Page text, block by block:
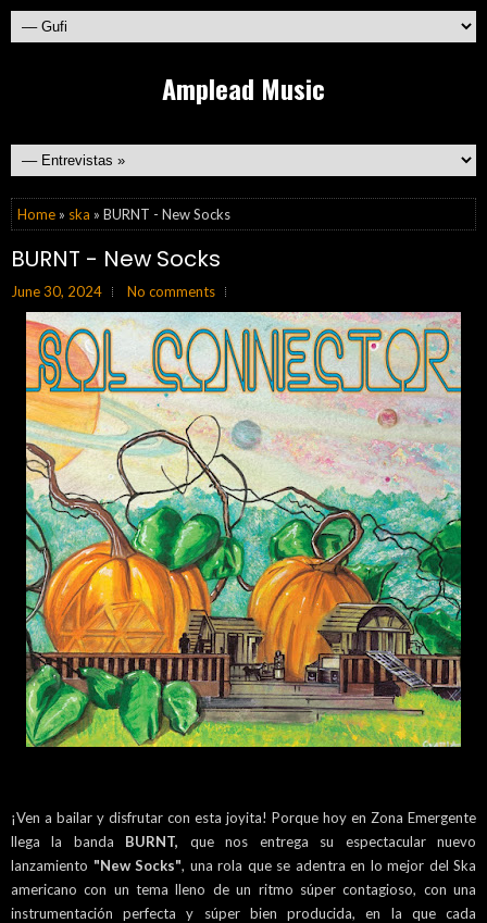
Amplead Music
Home » ska » BURNT - New Socks
BURNT - New Socks
June 30, 2024 No comments
¡Ven a bailar y disfrutar con esta joyita! Porque hoy en Zona Emergente
llega la banda BURNT, que nos entrega su espectacular nuevo
lanzamiento "New Socks", una rola que se adentra en lo mejor del Ska
americano con un tema lleno de un ritmo súper contagioso, con una
instrumentación perfecta y súper bien producida, en la que cada